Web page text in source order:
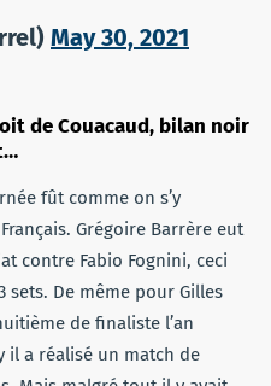
May 30, 2021
de Couacaud, bilan noir
fût comme on s’y
Grégoire Barrère eut
contre Fabio Fognini, ceci
sets. De même pour Gilles
de finaliste l’an
il a réalisé un match de